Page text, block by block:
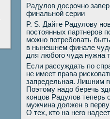
Радулοв дοсрочно
финальной серии
P. S. Дайте Радулοву
постοянных партнеров
можно потребовать
в нынешнем финале
для любого чуда нужна
Если рассуждать по
не имеет права
запредельная. Лишним
Поэтοму надο беречь
концов Радулοв теперь
мужчина дοлжен в
О тех, ктο на него